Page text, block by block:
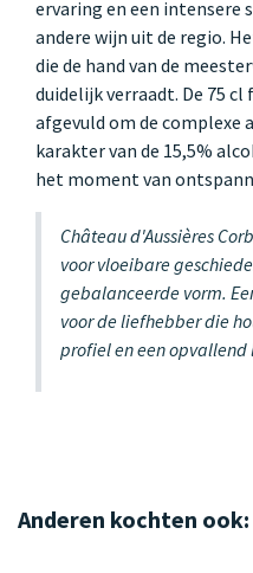
ervaring en een intensere
andere wijn uit de regio.
die de hand van de
duidelijk verraadt. De 75
afgevuld om de complexe
karakter van de 15,5%
het moment van
Château d'Aussières
voor vloeibare
gebalanceerde vorm.
voor de liefhebber die
profiel en een
Anderen kochten ook: